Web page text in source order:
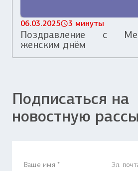
06.03.2025 3 минуты
Поздравление с
женским днём
Подписаться на
новостную